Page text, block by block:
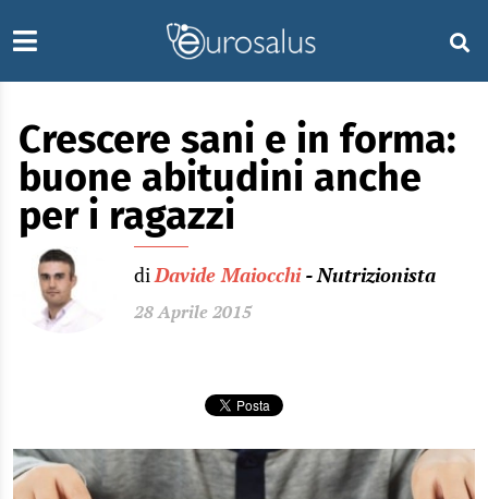
Crescere sani e in forma:
buone abitudini anche
per i ragazzi
diDavide Maiocchi - Nutrizionista
28 Aprile 2015